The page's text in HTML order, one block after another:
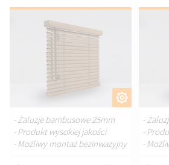
- Żaluzje bambusowe 25mm
- Produkt wysokiej jakości
- Możliwy montaż bezinwazyjny
-
-
-